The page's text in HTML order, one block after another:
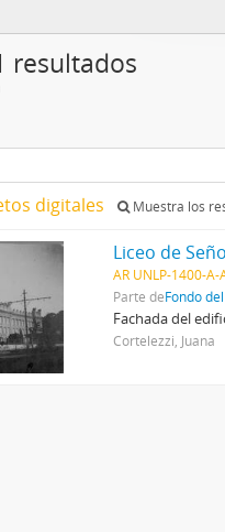
resultados
digitales Muestra los
Liceo de
AR UNLP-1400-A-
Parte deFondo
Fachada del
Cortelezzi, Juana